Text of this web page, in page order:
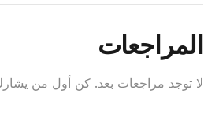
المراجعات
لا توجد مراجعات بعد. كن أول من